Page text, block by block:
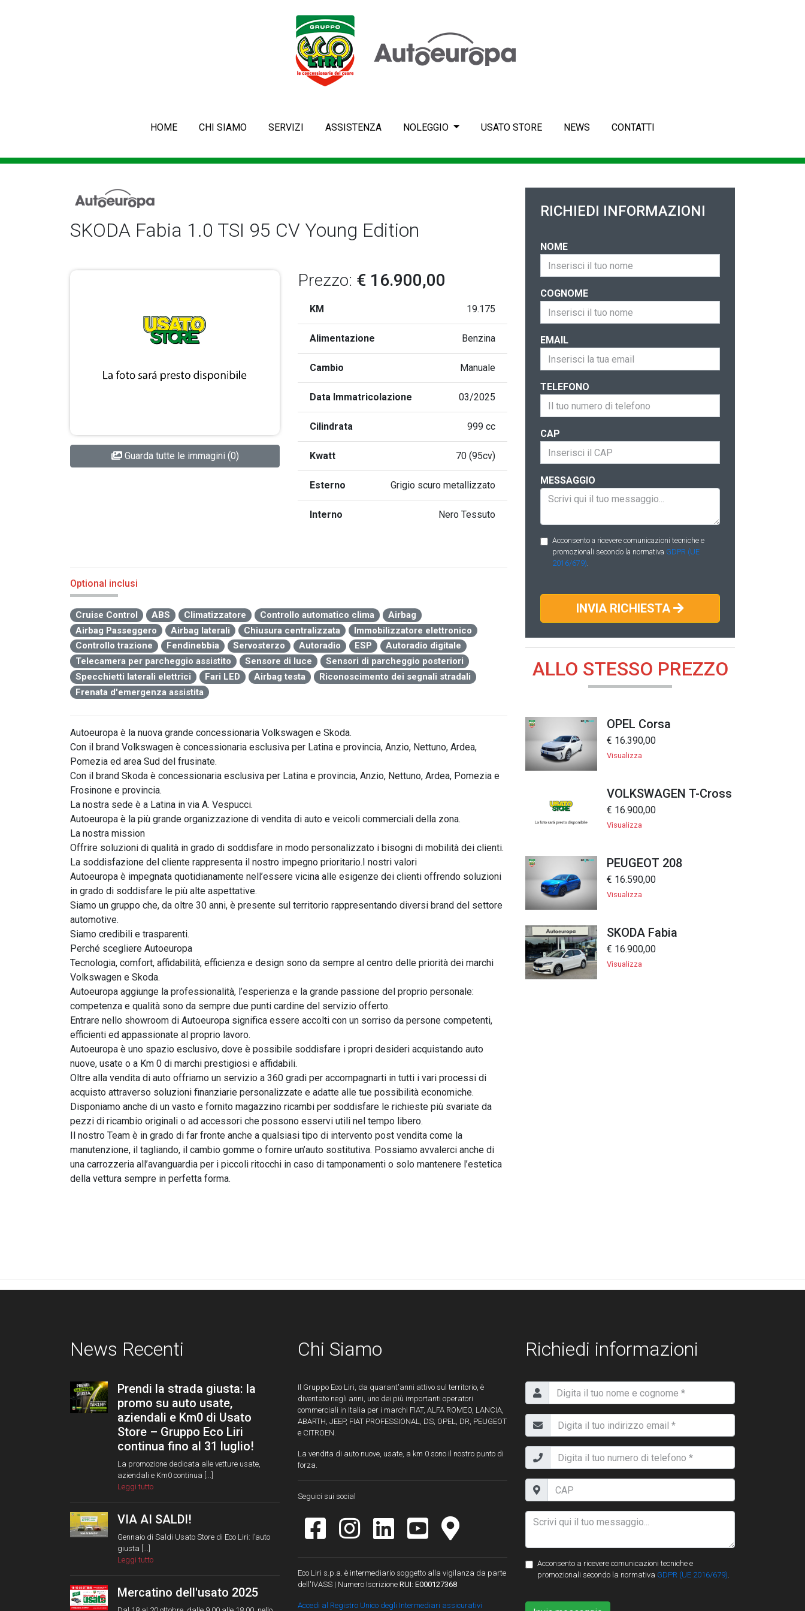
HOME CHI SIAMO SERVIZI ASSISTENZA NOLEGGIO USATO STORE NEWS CONTATTI
SKODA Fabia 1.0 TSI 95 CV Young Edition
Guarda tutte le immagini (0)
Prezzo: € 16.900,00
KM 19.175
Alimentazione Benzina
Cambio Manuale
Data Immatricolazione 03/2025
Cilindrata 999 cc
Kwatt 70 (95cv)
Esterno Grigio scuro metallizzato
Interno Nero Tessuto
Optional inclusi
Cruise Control ABS Climatizzatore Controllo automatico clima
Airbag
Airbag Passeggero
Airbag laterali Chiusura centralizzata
Immobilizzatore elettronico
Controllo trazione
Fendinebbia Servosterzo Autoradio ESP
Autoradio digitale
Telecamera per parcheggio assistito
Sensore di luce
Sensori di parcheggio posteriori
Specchietti laterali elettrici
Fari LED Airbag testa
Riconoscimento dei segnali stradali
Frenata d'emergenza assistita
Autoeuropa è la nuova grande concessionaria Volkswagen e Skoda.
Con il brand Volkswagen è concessionaria esclusiva per Latina e provincia, Anzio, Nettuno, Ardea,
Pomezia ed area Sud del frusinate.
Con il brand Skoda è concessionaria esclusiva per Latina e provincia, Anzio, Nettuno, Ardea, Pomezia e
Frosinone e provincia.
La nostra sede è a Latina in via A. Vespucci.
Autoeuropa è la più grande organizzazione di vendita di auto e veicoli commerciali della zona.
La nostra mission
Offrire soluzioni di qualità in grado di soddisfare in modo personalizzato i bisogni di mobilità dei clienti.
La soddisfazione del cliente rappresenta il nostro impegno prioritario.I nostri valori
Autoeuropa è impegnata quotidianamente nell’essere vicina alle esigenze dei clienti offrendo soluzioni
in grado di soddisfare le più alte aspettative.
Siamo un gruppo che, da oltre 30 anni, è presente sul territorio rappresentando diversi brand del settore
automotive.
Siamo credibili e trasparenti.
Perché scegliere Autoeuropa
Tecnologia, comfort, affidabilità, efficienza e design sono da sempre al centro delle priorità dei marchi
Volkswagen e Skoda.
Autoeuropa aggiunge la professionalità, l’esperienza e la grande passione del proprio personale:
competenza e qualità sono da sempre due punti cardine del servizio offerto.
Entrare nello showroom di Autoeuropa significa essere accolti con un sorriso da persone competenti,
efficienti ed appassionate al proprio lavoro.
Autoeuropa è uno spazio esclusivo, dove è possibile soddisfare i propri desideri acquistando auto
nuove, usate o a Km 0 di marchi prestigiosi e affidabili.
Oltre alla vendita di auto offriamo un servizio a 360 gradi per accompagnarti in tutti i vari processi di
acquisto attraverso soluzioni finanziarie personalizzate e adatte alle tue possibilità economiche.
Disponiamo anche di un vasto e fornito magazzino ricambi per soddisfare le richieste più svariate da
pezzi di ricambio originali o ad accessori che possono esservi utili nel tempo libero.
Il nostro Team è in grado di far fronte anche a qualsiasi tipo di intervento post vendita come la
manutenzione, il tagliando, il cambio gomme o fornire un’auto sostitutiva. Possiamo avvalerci anche di
una carrozzeria all’avanguardia per i piccoli ritocchi in caso di tamponamenti o solo mantenere l’estetica
della vettura sempre in perfetta forma.
RICHIEDI INFORMAZIONI
NOME
COGNOME
EMAIL
TELEFONO
CAP
MESSAGGIO
Acconsento a ricevere comunicazioni tecniche e
promozionali secondo la normativa GDPR (UE
2016/679).
INVIA RICHIESTA
ALLO STESSO PREZZO
OPEL Corsa
€ 16.390,00
Visualizza
VOLKSWAGEN T-Cross
€ 16.900,00
Visualizza
PEUGEOT 208
€ 16.590,00
Visualizza
SKODA Fabia
€ 16.900,00
Visualizza
News Recenti
Prendi la strada giusta: la
promo su auto usate,
aziendali e Km0 di Usato
Store – Gruppo Eco Liri
continua fino al 31 luglio!
La promozione dedicata alle vetture usate,
aziendali e Km0 continua [...]
Leggi tutto
VIA AI SALDI!
Gennaio di Saldi Usato Store di Eco Liri: l’auto
giusta [...]
Leggi tutto
Mercatino dell'usato 2025
Chi Siamo
Il Gruppo Eco Liri, da quarant'anni attivo sul territorio, è
diventato negli anni, uno dei più importanti operatori
commerciali in Italia per i marchi FIAT, ALFA ROMEO, LANCIA,
ABARTH, JEEP, FIAT PROFESSIONAL, DS, OPEL, DR, PEUGEOT
e CITROEN.
La vendita di auto nuove, usate, a km 0 sono il nostro punto di
forza.
Seguici sui social
Eco Liri s.p.a. è intermediario soggetto alla vigilanza da parte
dell'IVASS | Numero Iscrizione RUI: E000127368
Accedi al Registro Unico degli Intermediari assicurativi
Richiedi informazioni
Acconsento a ricevere comunicazioni tecniche e
promozionali secondo la normativa GDPR (UE 2016/679).